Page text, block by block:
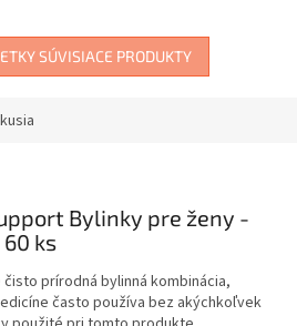
kultúry.
SÚVISIACE PRODUKTY
Bylinky pre ženy -
ks
prírodná bylinná kombinácia,
často používa bez akýchkoľvek